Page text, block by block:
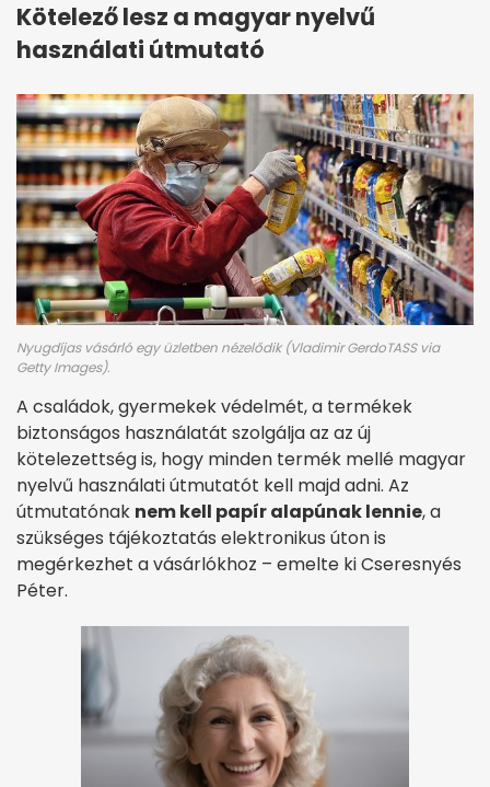
Kötelező lesz a magyar nyelvű
használati útmutató
Nyugdíjas vásárló egy üzletben nézelődik (Vladimir GerdoTASS via
Getty Images).
A családok, gyermekek védelmét, a termékek
biztonságos használatát szolgálja az az új
kötelezettség is, hogy minden termék mellé magyar
nyelvű használati útmutatót kell majd adni. Az
útmutatónak nem kell papír alapúnak lennie, a
szükséges tájékoztatás elektronikus úton is
megérkezhet a vásárlókhoz – emelte ki Cseresnyés
Péter.